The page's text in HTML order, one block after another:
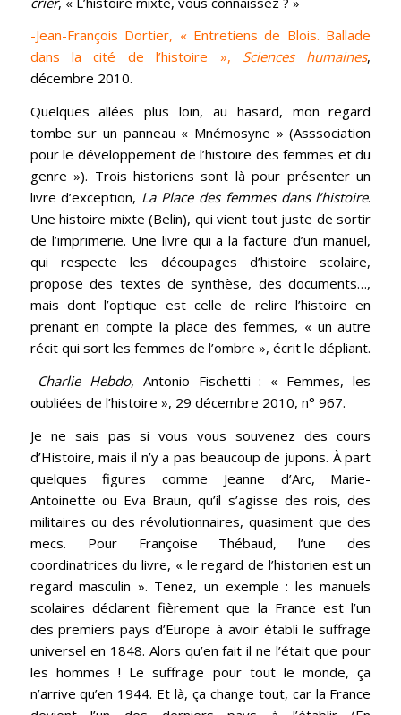
-Jean-François Dortier, « Entretiens de Blois. Ballade
dans la cité de l’histoire », Sciences humaines,
décembre 2010.
Quelques allées plus loin, au hasard, mon regard
tombe sur un panneau « Mnémosyne » (Asssociation
pour le développement de l’histoire des femmes et du
genre »). Trois historiens sont là pour présenter un
livre d’exception, La Place des femmes dans l’histoire.
Une histoire mixte (Belin), qui vient tout juste de sortir
de l’imprimerie. Une livre qui a la facture d’un manuel,
qui respecte les découpages d’histoire scolaire,
propose des textes de synthèse, des documents…,
mais dont l’optique est celle de relire l’histoire en
prenant en compte la place des femmes, « un autre
récit qui sort les femmes de l’ombre », écrit le dépliant.
–Charlie Hebdo, Antonio Fischetti : « Femmes, les
oubliées de l’histoire », 29 décembre 2010, n° 967.
Je ne sais pas si vous vous souvenez des cours
d’Histoire, mais il n’y a pas beaucoup de jupons. À part
quelques figures comme Jeanne d’Arc, Marie-
Antoinette ou Eva Braun, qu’il s’agisse des rois, des
militaires ou des révolutionnaires, quasiment que des
mecs. Pour Françoise Thébaud, l’une des
coordinatrices du livre, « le regard de l’historien est un
regard masculin ». Tenez, un exemple : les manuels
scolaires déclarent fièrement que la France est l’un
des premiers pays d’Europe à avoir établi le suffrage
universel en 1848. Alors qu’en fait il ne l’était que pour
les hommes ! Le suffrage pour tout le monde, ça
n’arrive qu’en 1944. Et là, ça change tout, car la France